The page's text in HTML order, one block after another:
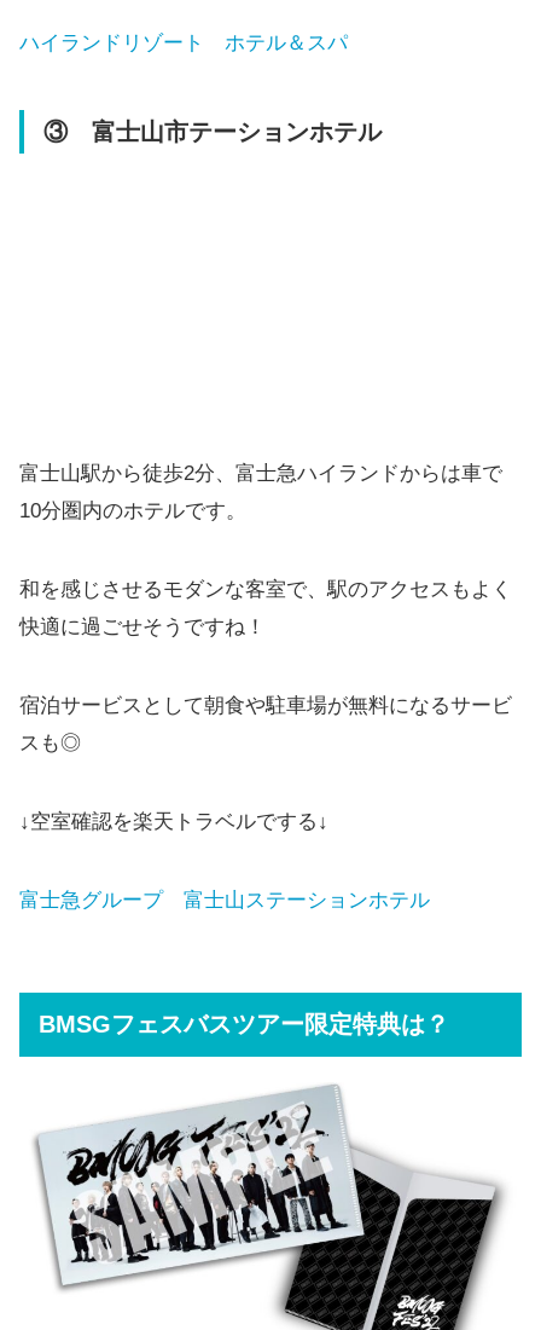
ハイランドリゾート ホテル＆スパ
③ 富士山市テーションホテル
富士山駅から徒歩2分、富士急ハイランドからは車で
10分圏内のホテルです。
和を感じさせるモダンな客室で、駅のアクセスもよく
快適に過ごせそうですね！
宿泊サービスとして朝食や駐車場が無料になるサービ
スも◎
↓空室確認を楽天トラベルでする↓
富士急グループ 富士山ステーションホテル
BMSGフェスバスツアー限定特典は？